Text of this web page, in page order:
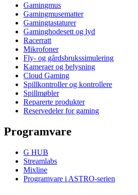
Gamingmus
Gamingmusematter
Gamingtastaturer
Gaminghodesett og lyd
Racerratt
Mikrofoner
Fly- og gårdsbrukssimulering
Kameraer og belysning
Cloud Gaming
Spillkontroller og kontrollere
Spillmøbler
Reparerte produkter
Reservedeler for gaming
Programvare
G HUB
Streamlabs
Mixline
Programvare i ASTRO-serien